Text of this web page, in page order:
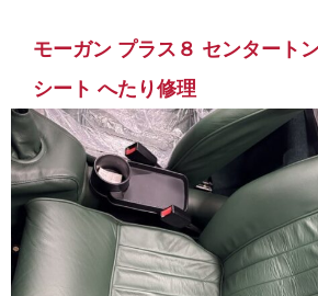
モーガン プラス８ センタート
シート へたり修理